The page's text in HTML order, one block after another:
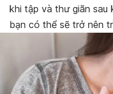
khi tập và thư giãn sau
bạn có thể sẽ trở nên